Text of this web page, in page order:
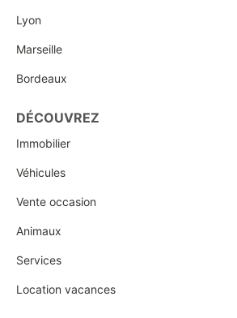
Lyon
Marseille
Bordeaux
DÉCOUVREZ
Immobilier
Véhicules
Vente occasion
Animaux
Services
Location vacances